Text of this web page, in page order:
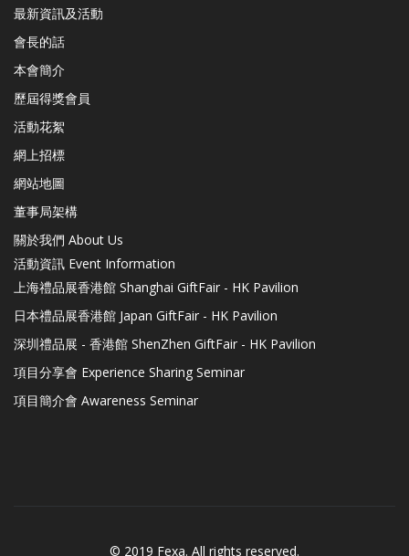
最新資訊及活動
會長的話
本會簡介
歷屆得獎會員
活動花絮
網上招標
網站地圖
董事局架構
關於我們 About Us
活動資訊 Event Information
上海禮品展香港館 Shanghai GiftFair - HK Pavilion
日本禮品展香港館 Japan GiftFair - HK Pavilion
深圳禮品展 - 香港館 ShenZhen GiftFair - HK Pavilion
項目分享會 Experience Sharing Seminar
項目簡介會 Awareness Seminar
© 2019 Fexa. All rights reserved.